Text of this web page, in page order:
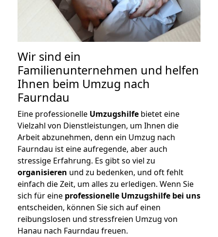
Wir sind ein
Familienunternehmen und helfen
Ihnen beim Umzug nach
Faurndau
Eine professionelle Umzugshilfe bietet eine
Vielzahl von Dienstleistungen, um Ihnen die
Arbeit abzunehmen, denn ein Umzug nach
Faurndau ist eine aufregende, aber auch
stressige Erfahrung. Es gibt so viel zu
organisieren und zu bedenken, und oft fehlt
einfach die Zeit, um alles zu erledigen. Wenn Sie
sich für eine professionelle Umzugshilfe bei uns
entscheiden, können Sie sich auf einen
reibungslosen und stressfreien Umzug von
Hanau nach Faurndau freuen.